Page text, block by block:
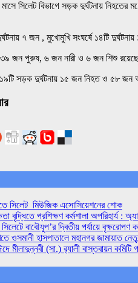
সিলেট বিভাগে সড়ক দুর্ঘটনায়
দুর্ঘটনায় ৭ জন , মুখোমুখি সংঘর্ষে ১৪টি
জন পুরুষ, ৬ জন নারী ও ৬ জন শিশু
১৯টি সড়ক দুর্ঘটনায় ১৫ জন নিহত ও ৫৮
সিলেট মিউজিক এসোসিয়েশনের শোক
বৃদ্ধিতে প্রশিক্ষণ কর্মশালা অপরিহার্য :
বাবৌযুপ’র দ্বিতীয় পর্যায়ে বৃক্ষরোপণ
ওসমানী হাসপাতালে মহানগর জামায়াত
মীলাদুন্নবী (সা.) র‌্যালী বাস্তবায়ন কমিটি